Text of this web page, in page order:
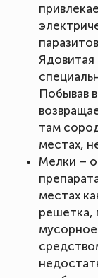
Ядовитая
Побывав
там
местах,
Мелки –
местах
решетка,